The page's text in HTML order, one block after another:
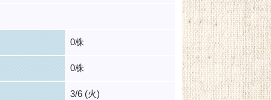
0株
0株
3/6 (火)